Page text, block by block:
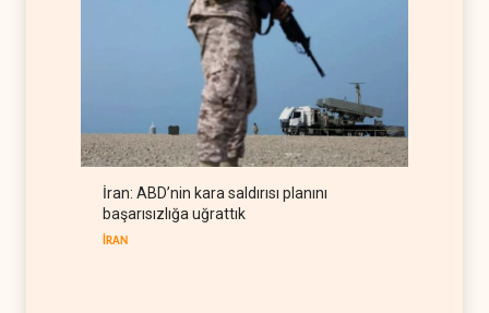
İran: ABD’nin kara saldırısı planını
başarısızlığa uğrattık
İRAN